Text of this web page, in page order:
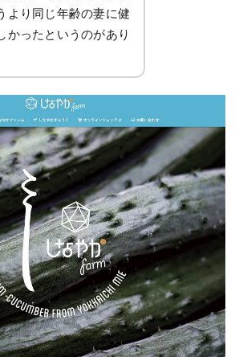
より同じ年齢の妻に健
かったというのがあり